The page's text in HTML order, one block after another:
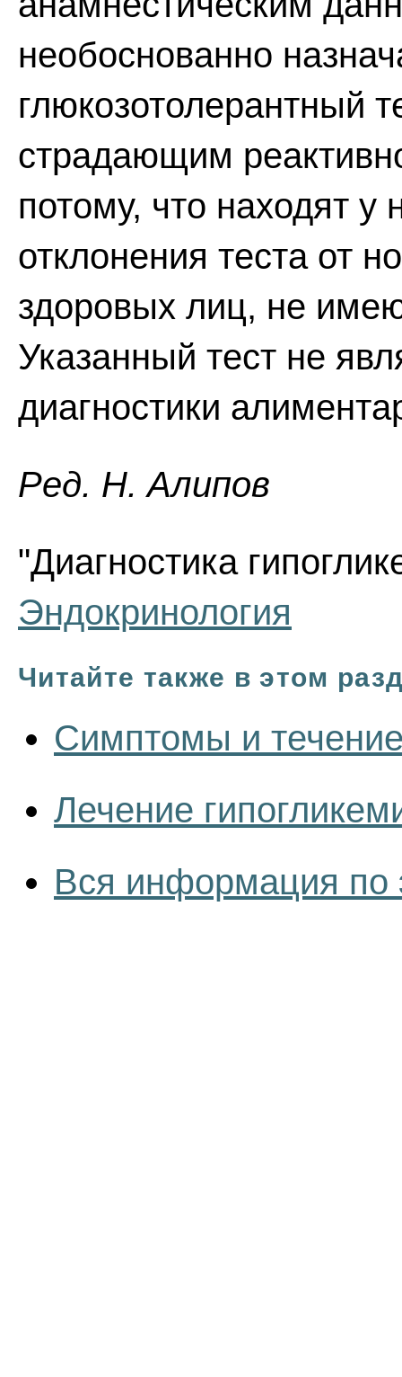
необоснованно
глюкозотолерантный
страдающим
потому, что находят у
отклонения теста от
здоровых лиц, не
Указанный тест не
диагностики
Ред. Н. Алипов
"Диагностика
Эндокринология
Читайте также в этом
Симптомы и
Лечение
Вся информация по